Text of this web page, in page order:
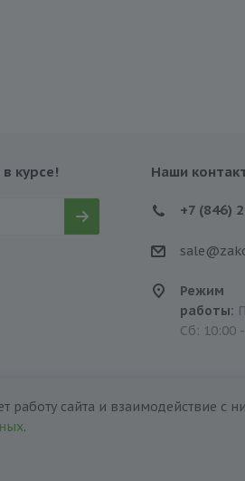
курсе! Наши
+7 (846)
Режим
работы:
Сб: 10:00
сайта и взаимодействие с
.